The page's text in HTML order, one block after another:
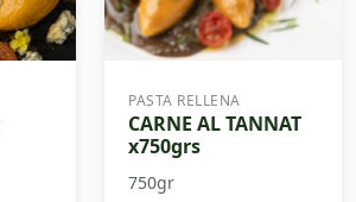
PASTA RELLENA
CARNE AL TANNAT
x750grs
750gr